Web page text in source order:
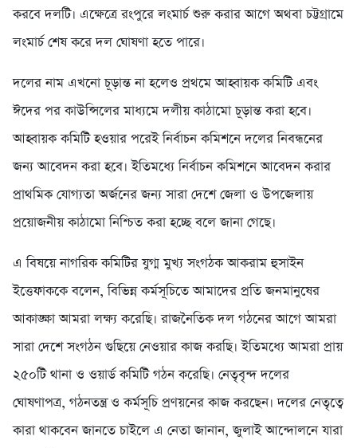
করবে দলটি। এক্ষেত্রে রংপুরে লংমার্চ শুরু করার আগে অথবা চট্টগ্রামে
লংমার্চ শেষ করে দল ঘোষণা হতে পারে।
দলের নাম এখনো চূড়ান্ত না হলেও প্রথমে আহ্বায়ক কমিটি এবং
ঈদের পর কাউন্সিলের মাধ্যমে দলীয় কাঠামো চূড়ান্ত করা হবে।
আহ্বায়ক কমিটি হওয়ার পরেই নির্বাচন কমিশনে দলের নিবন্ধনের
জন্য আবেদন করা হবে। ইতিমধ্যে নির্বাচন কমিশনে আবেদন করার
প্রাথমিক যোগ্যতা অর্জনের জন্য সারা দেশে জেলা ও উপজেলায়
প্রয়োজনীয় কাঠামো নিশ্চিত করা হচ্ছে বলে জানা গেছে।
এ বিষয়ে নাগরিক কমিটির যুগ্ম মুখ্য সংগঠক আকরাম হুসাইন
ইত্তেফাককে বলেন, বিভিন্ন কর্মসূচিতে আমাদের প্রতি জনমানুষের
আকাঙ্ক্ষা আমরা লক্ষ্য করেছি। রাজনৈতিক দল গঠনের আগে আমরা
সারা দেশে সংগঠন গুছিয়ে নেওয়ার কাজ করছি। ইতিমধ্যে আমরা প্রায়
২৫০টি থানা ও ওয়ার্ড কমিটি গঠন করেছি। নেতৃবৃন্দ দলের
ঘোষণাপত্র, গঠনতন্ত্র ও কর্মসূচি প্রণয়নের কাজ করছেন। দলের নেতৃত্বে
কারা থাকবেন জানতে চাইলে এ নেতা জানান, জুলাই আন্দোলনে যারা